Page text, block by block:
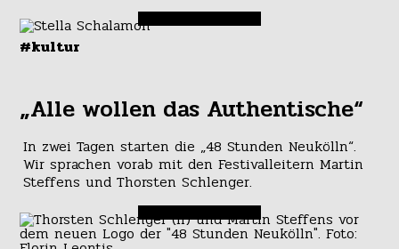
#kultur
„Alle wollen das Authentische“
In zwei Tagen starten die „48 Stunden Neukölln“.
Wir sprachen vorab mit den Festivalleitern Martin
Steffens und Thorsten Schlenger.